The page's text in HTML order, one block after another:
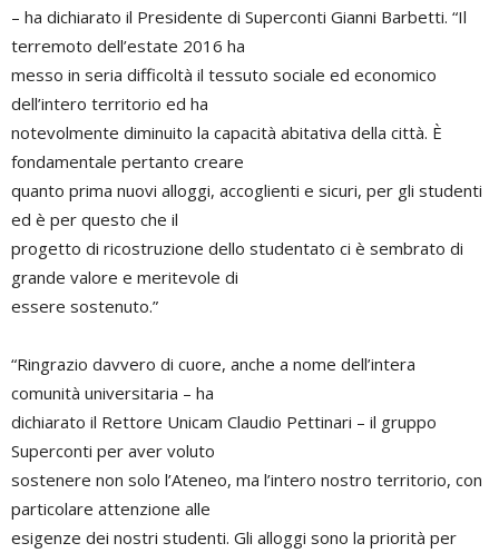
– ha dichiarato il Presidente di Superconti Gianni Barbetti. “Il
terremoto dell’estate 2016 ha
messo in seria difficoltà il tessuto sociale ed economico
dell’intero territorio ed ha
notevolmente diminuito la capacità abitativa della città. È
fondamentale pertanto creare
quanto prima nuovi alloggi, accoglienti e sicuri, per gli studenti
ed è per questo che il
progetto di ricostruzione dello studentato ci è sembrato di
grande valore e meritevole di
essere sostenuto.”
“Ringrazio davvero di cuore, anche a nome dell’intera
comunità universitaria – ha
dichiarato il Rettore Unicam Claudio Pettinari – il gruppo
Superconti per aver voluto
sostenere non solo l’Ateneo, ma l’intero nostro territorio, con
particolare attenzione alle
esigenze dei nostri studenti. Gli alloggi sono la priorità per